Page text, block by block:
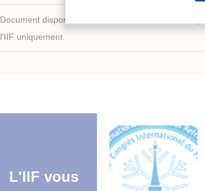
Document disponible en consultation à la
l'IIF uniquement.
L'IIF vous